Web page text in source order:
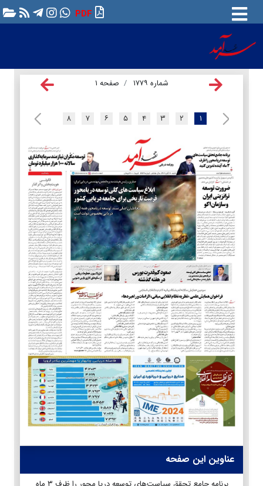
PDF
شماره ۱۷۷۹ صفحه ۱
۱ ۲ ۳ ۴ ۵ ۶ ۷ ۸
عناوین این صفحه